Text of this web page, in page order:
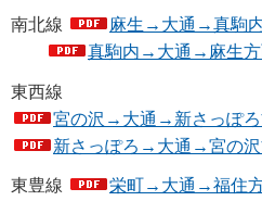
南北線
麻生→大通→真駒内
真駒内→大通→麻生方
東西線
宮の沢→大通→新さっぽろ
新さっぽろ→大通→宮の沢
東豊線
栄町→大通→福住方